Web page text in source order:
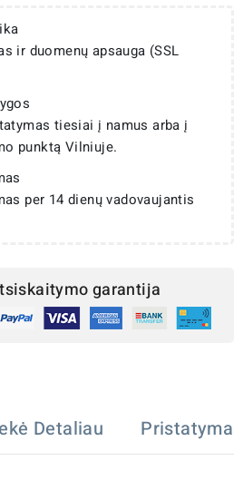
ir duomenų apsauga (SSL
tiesiai į namus arba į
punktą Vilniuje.
per 14 dienų vadovaujantis
garantija
Detaliau Pristatymas